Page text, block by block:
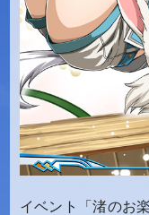
イベント「渚のお